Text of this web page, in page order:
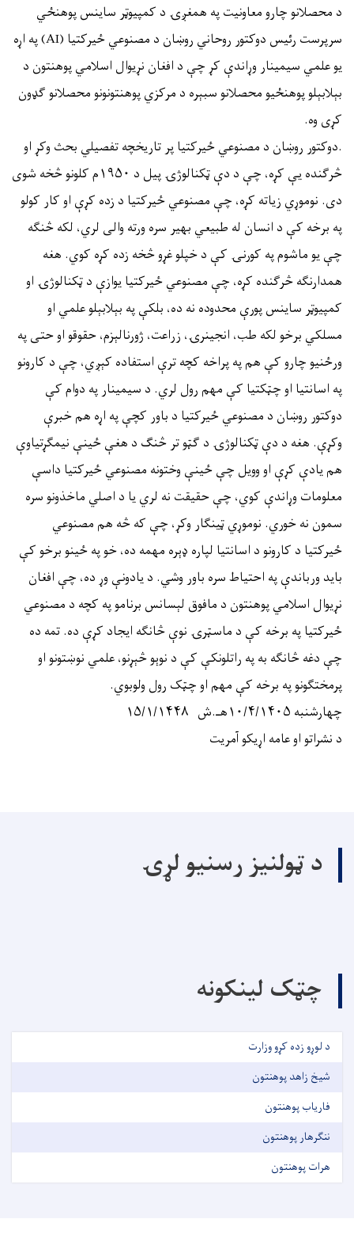
د محصلانو چارو معاونیت په همغږۍ د کمپیوټر ساینس پوهنځي
سرپرست رئیس دوکتور روحاني روښان د مصنوعي ځیرکتیا (AI) په اړه
یو علمي سیمینار وړاندې کړ چې د افغان نړیوال اسلامي پوهنتون د
بېلابېلو پوهنځيو محصلانو سبېره د مرکزي پوهنتونونو محصلانو ګډون
کړی وه.
.دوکتور روښان د مصنوعي ځیرکتیا پر تاریخچه تفصیلي بحث وکړ او
څرګنده یې کړه، چې د دې ټکنالوژۍ پیل د ۱۹۵۰م کلونو څخه شوی
دی. نوموړي زیاته کړه، چې مصنوعي ځیرکتیا د زده کړې او کار کولو
په برخه کې د انسان له طبیعي بهیر سره ورته والی لري، لکه څنګه
چې یو ماشوم په کورنۍ کې د خپلو غړو څخه زده کړه کوي. هغه
همدارنګه څرګنده کړه، چې مصنوعي ځیرکتیا یوازې د ټکنالوژۍ او
کمپیوټر ساینس پورې محدوده نه ده، بلکې په بېلابېلو علمي او
مسلکي برخو لکه طب، انجینرۍ، زراعت، ژورنالېزم، حقوقو او حتی په
ورځنیو چارو کې هم په پراخه کچه ترې استفاده کېږي، چې د کارونو
په اسانتیا او چټکتیا کې مهم رول لري. د سیمینار په دوام کې
دوکتور روښان د مصنوعي ځیرکتیا د باور کچې په اړه هم خبرې
وکړې. هغه د دې ټکنالوژۍ د ګټو تر څنګ د هغې ځینې نیمګړتیاوې
هم یادې کړې او وویل چې ځینې وختونه مصنوعي ځیرکتیا داسې
معلومات وړاندې کوي، چې حقیقت نه لري یا د اصلي ماخذونو سره
سمون نه خوري. نوموړي ټینګار وکړ، چې که څه هم مصنوعي
ځیرکتیا د کارونو د اسانتیا لپاره ډېره مهمه ده، خو په ځینو برخو کې
باید ورباندې په احتیاط سره باور وشي. د یادونې وړ ده، چې افغان
نړیوال اسلامي پوهنتون د مافوق لېسانس برنامو په کچه د مصنوعي
ځیرکتیا په برخه کې د ماسټرۍ نوې څانګه ایجاد کړې ده. تمه ده
چې دغه څانګه به په راتلونکې کې د نوېو څېړنو، علمي نوښتونو او
پرمختګونو په برخه کې مهم او چټک رول ولوبوي.
چهارشنبه ۱۰/۴/۱۴۰۵هـ.ش ۱۵/۱/۱۴۴۸
د نشراتو او عامه اړیکو آمریت
د ټولنیز رسنیو لړۍ
چټک لینکونه
د لوړو زده کړو وزارت
شیخ زاهد پوهنتون
فاریاب پوهنتون
ننګرهار پوهنتون
هرات پوهنتون